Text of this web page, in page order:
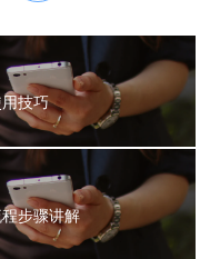
技巧
步骤讲解